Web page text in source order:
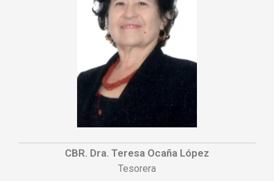
CBR. Dra. Teresa Ocaña López
Tesorera